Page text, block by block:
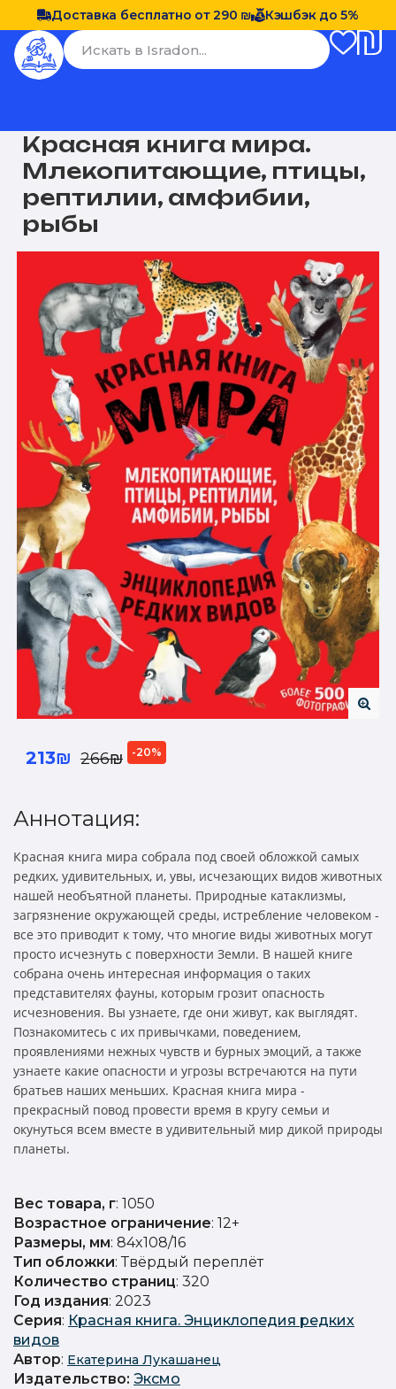
Доставка бесплатно от 290 ₪ Кэшбэк до 5%
Красная книга мира.
Млекопитающие, птицы,
рептилии, амфибии,
рыбы
213₪ 266₪ -20%
Аннотация:
Красная книга мира собрала под своей обложкой самых
редких, удивительных, и, увы, исчезающих видов животных
нашей необъятной планеты. Природные катаклизмы,
загрязнение окружающей среды, истребление человеком -
все это приводит к тому, что многие виды животных могут
просто исчезнуть с поверхности Земли. В нашей книге
собрана очень интересная информация о таких
представителях фауны, которым грозит опасность
исчезновения. Вы узнаете, где они живут, как выглядят.
Познакомитесь с их привычками, поведением,
проявлениями нежных чувств и бурных эмоций, а также
узнаете какие опасности и угрозы встречаются на пути
братьев наших меньших. Красная книга мира -
прекрасный повод провести время в кругу семьи и
окунуться всем вместе в удивительный мир дикой природы
планеты.
Вес товара, г: 1050
Возрастное ограничение: 12+
Размеры, мм: 84x108/16
Тип обложки: Твёрдый переплёт
Количество страниц: 320
Год издания: 2023
Серия: Красная книга. Энциклопедия редких
видов
Автор: Екатерина Лукашанец
Издательство: Эксмо